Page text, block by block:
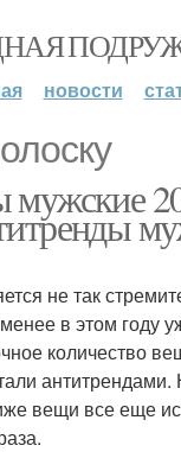
новости
мужские
не так
в этом году
количество
антитрендами.
вещи все еще